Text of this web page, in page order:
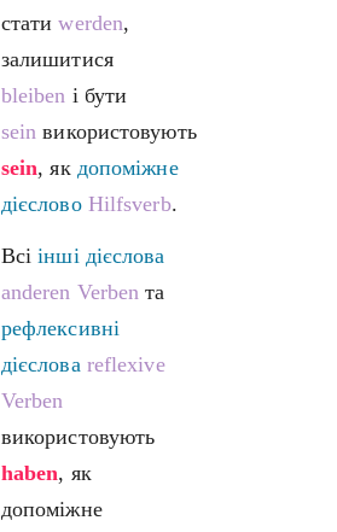
статиwerden,
залишитися
bleiben і бути
sein використовують
sein, як допоміжне
дієслово Hilfsverb.
Всіінші дієслова
anderen Verben та
рефлексивні
дієслова reflexive
Verben
використовують
haben, як
допоміжне